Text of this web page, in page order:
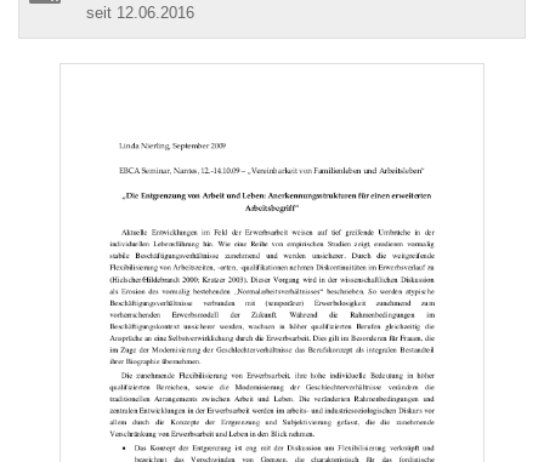
seit 12.06.2016